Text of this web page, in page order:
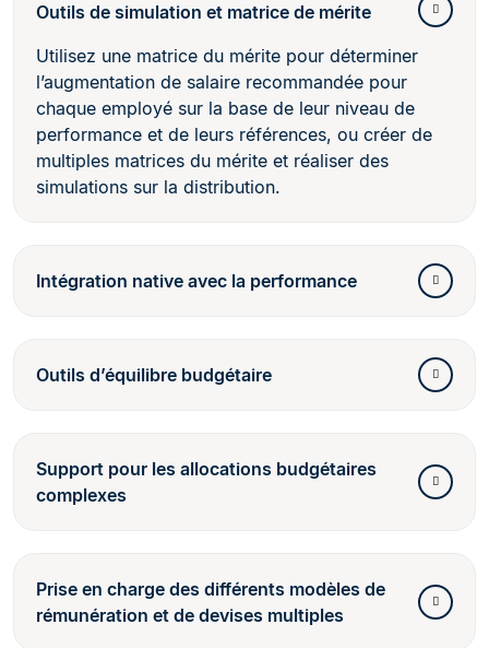
Outils de simulation et matrice de mérite
Utilisez une matrice du mérite pour déterminer
l’augmentation de salaire recommandée pour
chaque employé sur la base de leur niveau de
performance et de leurs références, ou créer de
multiples matrices du mérite et réaliser des
simulations sur la distribution.
Intégration native avec la performance
Outils d’équilibre budgétaire
Support pour les allocations budgétaires
complexes
Prise en charge des différents modèles de
rémunération et de devises multiples